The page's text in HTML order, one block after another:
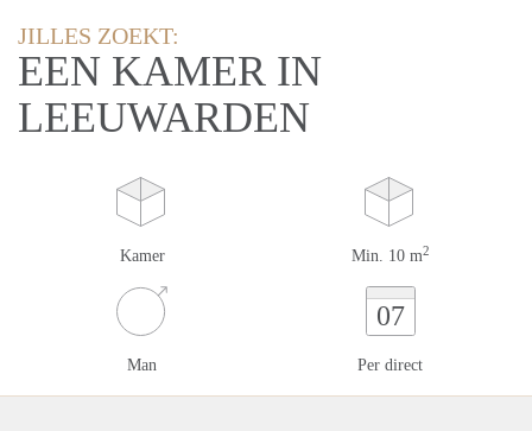
JILLES ZOEKT:
EEN KAMER IN
LEEUWARDEN
Kamer Min. 10 m2
Man
07
Per direct